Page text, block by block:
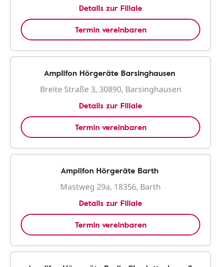
Details zur Filiale
Termin vereinbaren
Amplifon Hörgeräte Barsinghausen
Breite Straße 3, 30890, Barsinghausen
Details zur Filiale
Termin vereinbaren
Amplifon Hörgeräte Barth
Mastweg 29a, 18356, Barth
Details zur Filiale
Termin vereinbaren